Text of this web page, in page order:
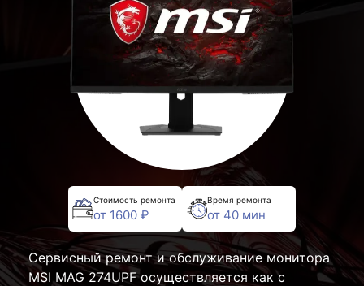
Стоимость ремонта
от 1600 ₽
Время ремонта
от 40 мин
Сервисный ремонт и обслуживание монитора
MSI MAG 274UPF осуществляется как с